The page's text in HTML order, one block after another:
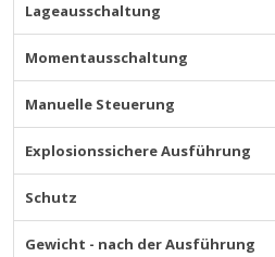
Lageausschaltung
Momentausschaltung
Manuelle Steuerung
Explosionssichere Ausführung
Schutz
Gewicht - nach der Ausführung